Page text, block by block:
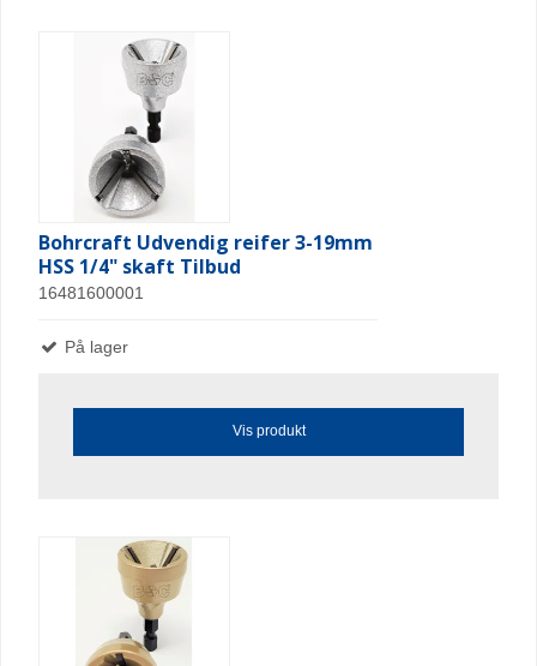
Bohrcraft Udvendig reifer 3-19mm
HSS 1/4" skaft Tilbud
16481600001
På lager
Vis produkt